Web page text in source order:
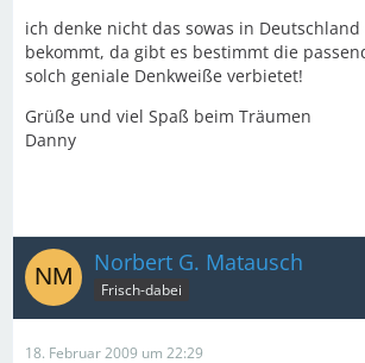
ich denke nicht das sowas in
bekommt, da gibt es bestimmt die
solch geniale Denkweiße verbietet!
Grüße und viel Spaß beim Träumen
Danny
Norbert G. Matausch
Frisch-dabei
18. Februar 2009 um 22:29